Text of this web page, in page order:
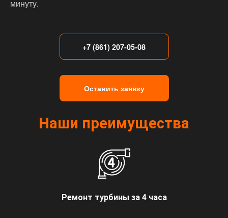
минуту.
+7 (861) 207-05-08
Оставить заявку
Наши преимущества
Ремонт турбины за 4 часа